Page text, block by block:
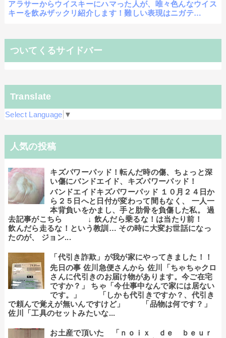
アラサーからウイスキーにハマった人が、唯々色んなウイス
キーを飲みザックリ紹介します！難しい表現はニガテ…
ついてくるサイドバー
Translate
Select Language ▼
人気の投稿
キズパワーパッド！転んだ時の傷、ちょっと深
い傷にバンドエイド、キズパワーパッド！
バンドエイドキズパワーパッド １０月２４日か
ら２５日へと日付が変わって間もなく、 一人一
本背負いをかまし、手と肋骨を負傷した私。 過
去記事がこちら ↓ 飲んだら乗るな！は当たり前！
飲んだら走るな！という教訓… その時に大変お世話になっ
たのが、 ジョン...
「代引き詐欺」が我が家にやってきました！！
先日の事 佐川急便さんから 佐川「ちゃちゃクロ
さんに代引きのお届け物があります。今ご在宅
ですか？」 ちゃ「今仕事中なんで家には居ない
です。」 「しかも代引きですか？、代引き
で頼んで覚えが無いんですけど」 「品物は何です？」
佐川「工具のセットみたいな...
お土産で頂いた 「ｎｏｉｘ ｄｅ ｂｅｕｒ